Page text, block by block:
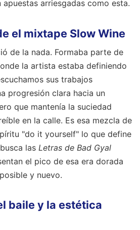
arriesgadas como esta.
el mixtape Slow Wine
de la nada. Formaba parte de
la artista estaba definiendo
sus trabajos
progresión clara hacia un
que mantenía la suciedad
en la calle. Es esa mezcla de
"do it yourself" lo que define
las Letras de Bad Gyal
el pico de esa era dorada
y nuevo.
baile y la estética